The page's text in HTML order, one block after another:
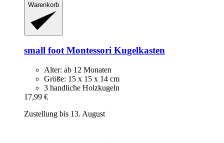
Warenkorb
small foot Montessori Kugelkasten
Alter: ab 12 Monaten
Größe: 15 x 15 x 14 cm
3 handliche Holzkugeln
17,99 €
Zustellung bis 13. August